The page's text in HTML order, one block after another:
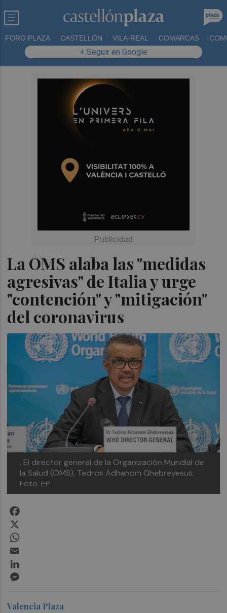
FORO PLAZA CASTELLÓN VILA-REAL COMARCAS
+ Seguir en Google
La OMS alaba las "medidas
agresivas" de Italia y urge
"contención" y "mitigación"
del coronavirus
. El director general de la Organización Mundial de
la Salud (OMS), Tedros Adhanom Ghebreyesus.
Foto: EP
Valencia Plaza